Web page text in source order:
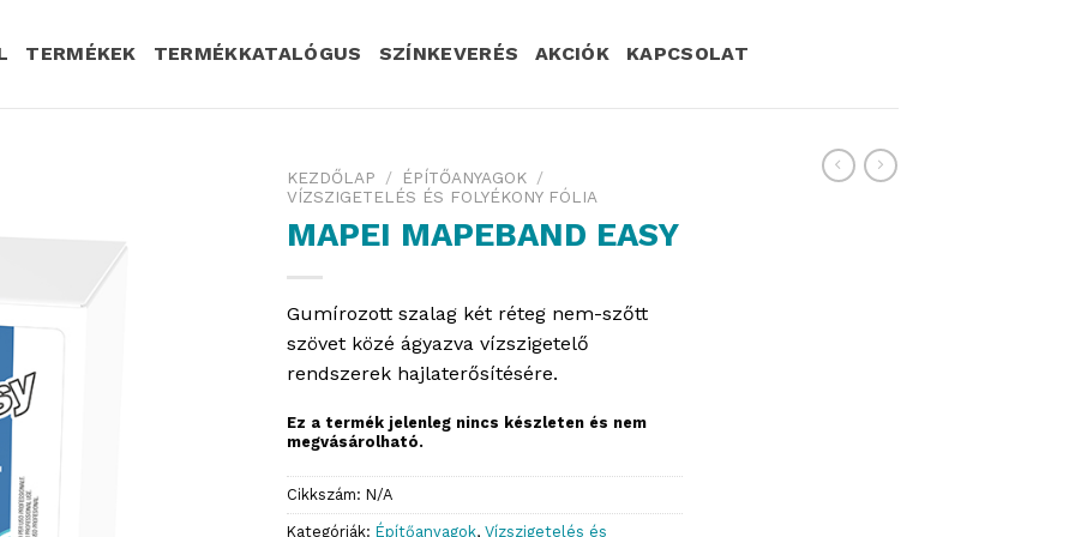
TERMÉKEK TERMÉKKATALÓGUS SZÍNKEVERÉS AKCIÓK KAPCSOLAT
KEZDŐLAP / ÉPÍTŐANYAGOK /
VÍZSZIGETELÉS ÉS FOLYÉKONY FÓLIA
MAPEI MAPEBAND EASY
Gumírozott szalag két réteg nem-szőtt
szövet közé ágyazva vízszigetelő
rendszerek hajlaterősítésére.
Ez a termék jelenleg nincs készleten és nem
megvásárolható.
Cikkszám: N/A
Kategóriák: Építőanyagok, Vízszigetelés és